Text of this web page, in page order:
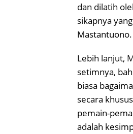
dan dilatih
sikapnya
Mastantuono.
Lebih lanjut,
setimnya,
biasa
secara
pemain-
adalah